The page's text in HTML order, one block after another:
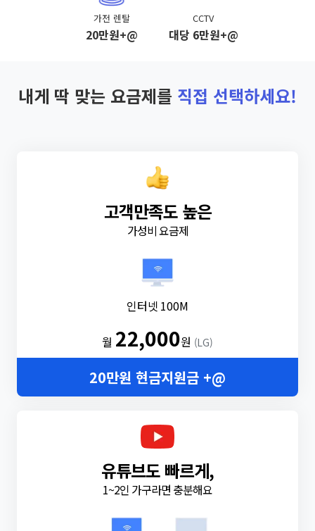
가전 렌탈
20만원+@
CCTV
대당 6만원+@
내게 딱 맞는 요금제를 직접 선택하세요!
고객만족도 높은
가성비 요금제
인터넷 100M
월 22,000원 (LG)
20만원 현금지원금 +@
유튜브도 빠르게,
1~2인 가구라면 충분해요